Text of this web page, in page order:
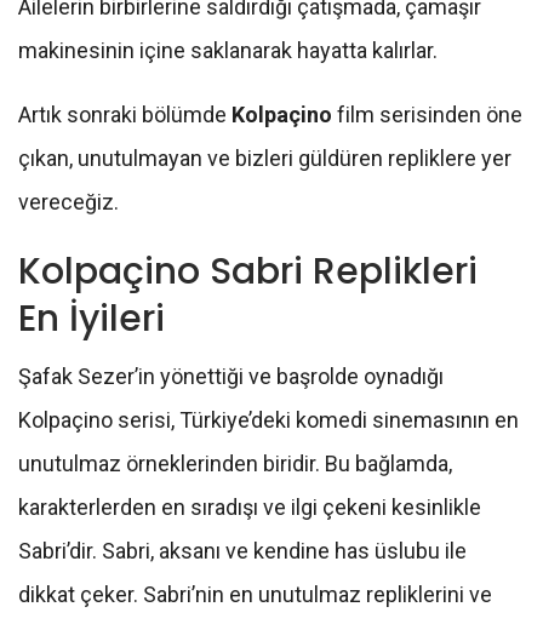
Ailelerin birbirlerine saldırdığı çatışmada, çamaşır
makinesinin içine saklanarak hayatta kalırlar.
Artık sonraki bölümde Kolpaçino film serisinden öne
çıkan, unutulmayan ve bizleri güldüren repliklere yer
vereceğiz.
Kolpaçino Sabri Replikleri
En İyileri
Şafak Sezer’in yönettiği ve başrolde oynadığı
Kolpaçino serisi, Türkiye’deki komedi sinemasının en
unutulmaz örneklerinden biridir. Bu bağlamda,
karakterlerden en sıradışı ve ilgi çekeni kesinlikle
Sabri’dir. Sabri, aksanı ve kendine has üslubu ile
dikkat çeker. Sabri’nin en unutulmaz repliklerini ve